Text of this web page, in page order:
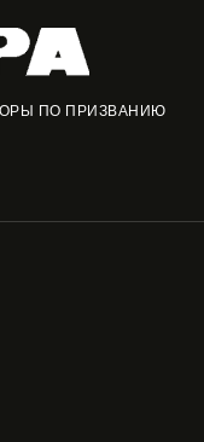
ПО ПРИЗВАНИЮ